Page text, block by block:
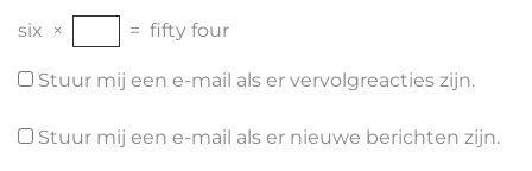
six × = fifty four
Stuur mij een e-mail als er vervolgreacties zijn.
Stuur mij een e-mail als er nieuwe berichten zijn.